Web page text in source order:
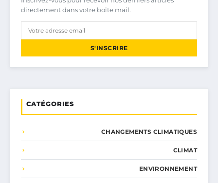
directement dans votre boîte mail.
S'INSCRIRE
CATÉGORIES
CHANGEMENTS CLIMATIQUES
CLIMAT
ENVIRONNEMENT